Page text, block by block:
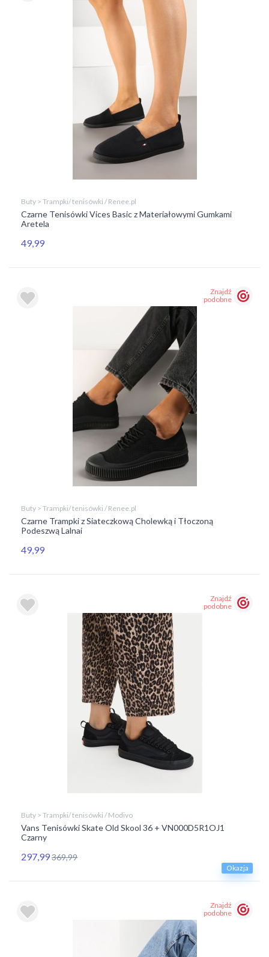
Buty > Trampki/ tenisówki / Renee.pl
Czarne Tenisówki Vices Basic z Materiałowymi Gumkami
Aretela
49,99
Znajdź
podobne
Buty > Trampki/ tenisówki / Renee.pl
Czarne Trampki z Siateczkową Cholewką i Tłoczoną
Podeszwą Lalnai
49,99
Okazja
Znajdź
podobne
Buty > Trampki/ tenisówki / Modivo
Vans Tenisówki Skate Old Skool 36 + VN000D5R1OJ1
Czarny
297,99369,99
Znajdź
podobne